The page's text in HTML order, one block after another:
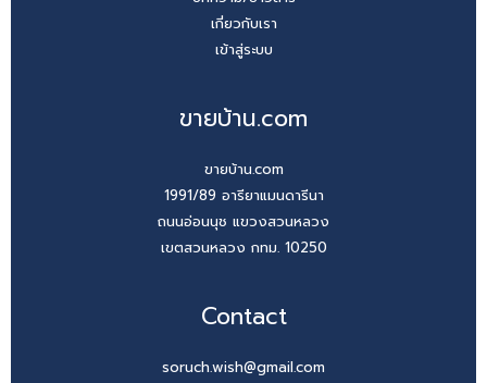
เกี่ยวกับเรา
เข้าสู่ระบบ
ขายบ้าน.com
ขายบ้าน.com
1991/89 อารียาแมนดารีนา
ถนนอ่อนนุช แขวงสวนหลวง
เขตสวนหลวง กทม. 10250
Contact
soruch.wish@gmail.com